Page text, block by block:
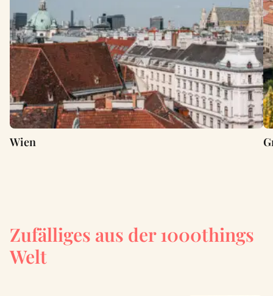
Wien
Zufälliges aus der 1000things
Welt